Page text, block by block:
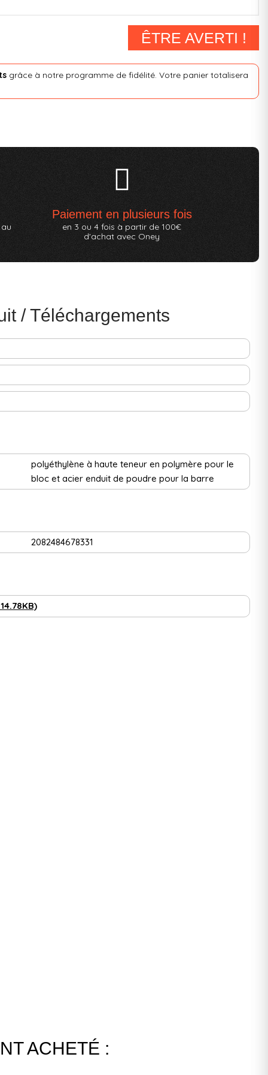
ÊTRE AVERTI !
grâce à notre programme de fidélité. Votre panier totalisera
Paiement en plusieurs fois
en 3 ou 4 fois à partir de 100€
d'achat avec Oney
/ Téléchargements
polyéthylène à haute teneur en polymère pour le
bloc et acier enduit de poudre pour la barre
2082484678331
ACHETÉ :